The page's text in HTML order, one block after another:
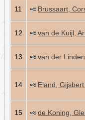
11 Brussaart,
12 van de Kuijl,
13 van der
14 Eland,
15 de Koning,